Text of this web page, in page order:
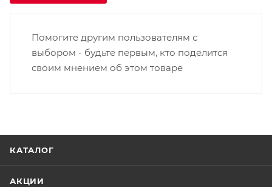
Помогите другим пользователям с
выбором - будьте первым, кто поделится
своим мнением об этом товаре
КАТАЛОГ
АКЦИИ